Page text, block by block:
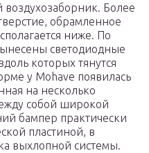
воздухозаборник. Более
обрамленное
ниже. По
светодиодные
которых тянутся
у Mohave появилась
на несколько
собой широкой
бампер практически
пластиной, в
выхлопной системы.